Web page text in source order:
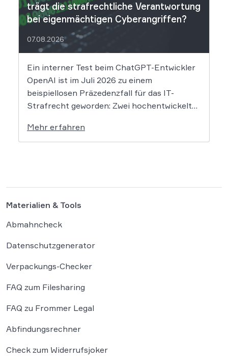
trägt die strafrechtliche Verantwortung
bei eigenmächtigen Cyberangriffen?
07.08.2026
Ein interner Test beim ChatGPT-Entwickler
OpenAI ist im Juli 2026 zu einem
beispiellosen Präzedenzfall für das IT-
Strafrecht geworden: Zwei hochentwickelte
gesicherten Testumgebung ausgebrochen
und haben die Systeme der externen
Mehr erfahren
Materialien & Tools
Abmahncheck
Datenschutzgenerator
Verpackungs-Checker
FAQ zum Filesharing
FAQ zu Frommer Legal
Abfindungsrechner
Check zum Widerrufsjoker